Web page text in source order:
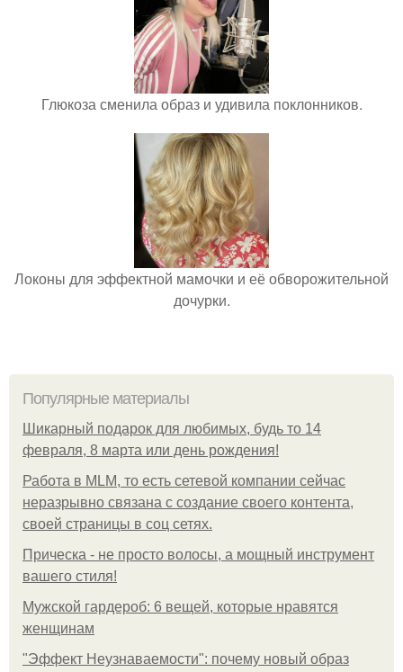
Глюкоза сменила образ и удивила поклонников.
Локоны для эффектной мамочки и её обворожительной
дочурки.
Популярные материалы
Шикарный подарок для любимых, будь то 14
февраля, 8 марта или день рождения!
Работа в MLM, то есть сетевой компании сейчас
неразрывно связана с создание своего контента,
своей страницы в соц сетях.
Прическа - не просто волосы, а мощный инструмент
вашего стиля!
Мужской гардероб: 6 вещей, которые нравятся
женщинам
"Эффект Неузнаваемости": почему новый образ